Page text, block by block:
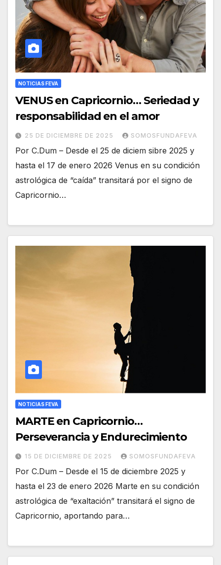
NOTICIAS FEVA
VENUS en Capricornio… Seriedad y
responsabilidad en el amor
25 DE DICIEMBRE DE 2025 SOMOSFUNDAFEVA
Por C.Dum – Desde el 25 de diciem sibre 2025 y
hasta el 17 de enero 2026 Venus en su condición
astrológica de “caída” transitará por el signo de
Capricornio…
NOTICIAS FEVA
MARTE en Capricornio…
Perseverancia y Endurecimiento
15 DE DICIEMBRE DE 2025 SOMOSFUNDAFEVA
Por C.Dum – Desde el 15 de diciembre 2025 y
hasta el 23 de enero 2026 Marte en su condición
astrológica de “exaltación” transitará el signo de
Capricornio, aportando para…